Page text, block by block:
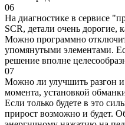
06
На диагностике в сервисе
SCR, детали очень дорогие,
Можно программно
упомянутыми элементами.
решение вполне
07
Можно ли улучшить разгон и
момента, установкой
Если только будете в это
прирост возможно и будет.